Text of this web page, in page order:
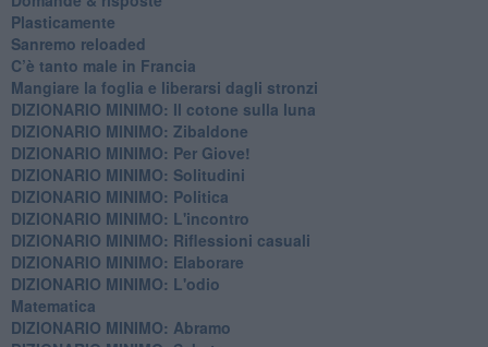
​Plasticamente
Sanremo reloaded
C’è tanto male in Francia
​Mangiare la foglia e liberarsi dagli stronzi
DIZIONARIO MINIMO: Il cotone sulla luna
DIZIONARIO MINIMO: Zibaldone
DIZIONARIO MINIMO: Per Giove!
DIZIONARIO MINIMO: Solitudini
DIZIONARIO MINIMO: Politica
DIZIONARIO MINIMO: L'incontro
DIZIONARIO MINIMO: Riflessioni casuali
DIZIONARIO MINIMO: Elaborare
DIZIONARIO MINIMO: L'odio
​Matematica
DIZIONARIO MINIMO: Abramo